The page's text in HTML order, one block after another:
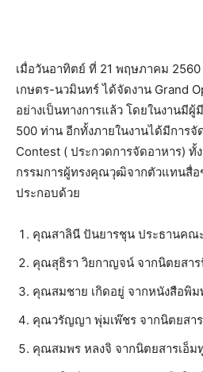
เมื่อวันอาทิตย์ ที่ 21 พฤษภาคม 2560
เกษตร-นวมินทร์ ได้จัดงาน Grand
อย่างเป็นทางการแล้ว โดยในงานมีผู้
500 ท่าน อีกทั้งภายในงานได้มีการจั
Contest ( ประกวดการจัดอาหาร) ทั้
กรรมการผู้ทรงคุณวุฒิจากตัวแทนสื่
ประกอบด้วย
คุณสาลินี ปันยารชุน ประธานคณ
คุณสุธิรา วิยกาญจน์ จากนิตยสาร
คุณสมชาย เกิดอยู่ จากหนังสือพิ
คุณวรัญญา พุ่มเพ๊ชร จากนิตยสาร
คุณสมพร หลงจิ จากนิตยสารเอ็ม